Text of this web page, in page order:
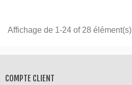
Affichage de 1-24 of 28 élément(s)
COMPTE CLIENT